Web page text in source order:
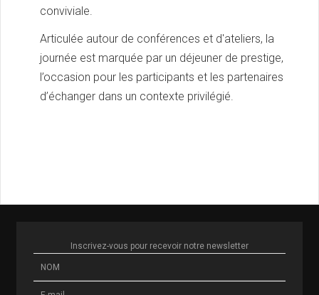
conviviale.
Articulée autour de conférences et d'ateliers, la
journée est marquée par un déjeuner de prestige,
l’occasion pour les participants et les partenaires
d’échanger dans un contexte privilégié.
Inscrivez-vous pour recevoir notre newsletter